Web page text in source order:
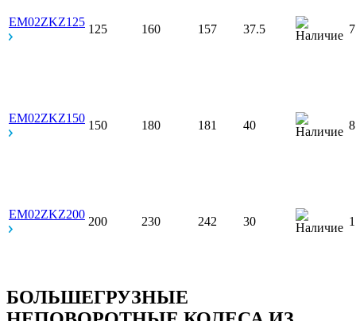
EM02ZKZ125
125 160 157 37.5
EM02ZKZ150
150 180 181 40
EM02ZKZ200
200 230 242 30
БОЛЬШЕГРУЗНЫЕ